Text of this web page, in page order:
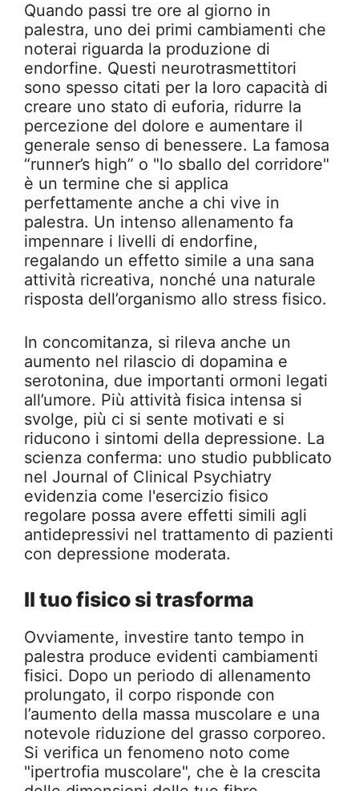
Quando passi tre ore al giorno in
palestra, uno dei primi cambiamenti che
noterai riguarda la produzione di
endorfine. Questi neurotrasmettitori
sono spesso citati per la loro capacità di
creare uno stato di euforia, ridurre la
percezione del dolore e aumentare il
generale senso di benessere. La famosa
“runner’s high” o "lo sballo del corridore"
è un termine che si applica
perfettamente anche a chi vive in
palestra. Un intenso allenamento fa
impennare i livelli di endorfine,
regalando un effetto simile a una sana
attività ricreativa, nonché una naturale
risposta dell’organismo allo stress fisico.
In concomitanza, si rileva anche un
aumento nel rilascio di dopamina e
serotonina, due importanti ormoni legati
all’umore. Più attività fisica intensa si
svolge, più ci si sente motivati e si
riducono i sintomi della depressione. La
scienza conferma: uno studio pubblicato
nel Journal of Clinical Psychiatry
evidenzia come l'esercizio fisico
regolare possa avere effetti simili agli
antidepressivi nel trattamento di pazienti
con depressione moderata.
Il tuo fisico si trasforma
Ovviamente, investire tanto tempo in
palestra produce evidenti cambiamenti
fisici. Dopo un periodo di allenamento
prolungato, il corpo risponde con
l’aumento della massa muscolare e una
notevole riduzione del grasso corporeo.
Si verifica un fenomeno noto come
"ipertrofia muscolare", che è la crescita